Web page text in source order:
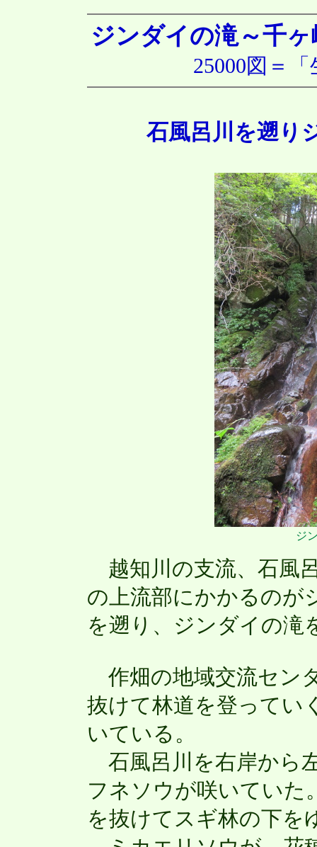
ジンダイの滝～千
25000図＝
石風呂川を遡り
ジ
越知川の支流、石風
の上流部にかかるのが
を遡り、ジンダイの滝
作畑の地域交流セン
抜けて林道を登ってい
いている。
石風呂川を右岸から
フネソウが咲いていた
を抜けてスギ林の下を